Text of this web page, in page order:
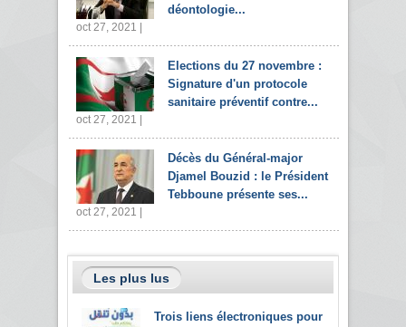
déontologie...
oct 27, 2021 |
Elections du 27 novembre :
Signature d'un protocole
sanitaire préventif contre...
oct 27, 2021 |
Décès du Général-major
Djamel Bouzid : le Président
Tebboune présente ses...
oct 27, 2021 |
Les plus lus
Trois liens électroniques pour